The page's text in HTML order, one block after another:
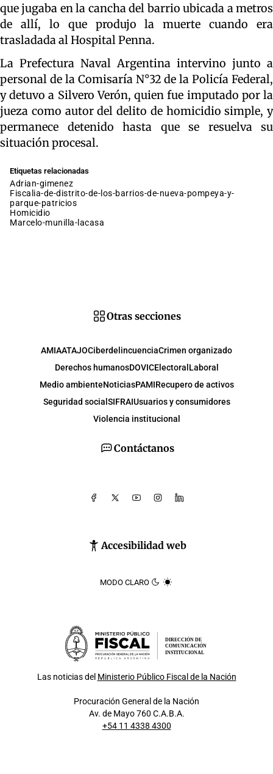
que jugaba en la cancha del barrio ubicada a metros
de allí, lo que produjo la muerte cuando era
trasladada al Hospital Penna.
La Prefectura Naval Argentina intervino junto a
personal de la Comisaría N°32 de la Policía Federal,
y detuvo a Silvero Verón, quien fue imputado por la
jueza como autor del delito de homicidio simple, y
permanece detenido hasta que se resuelva su
situación procesal.
Etiquetas relacionadas
adrian-gimenez
fiscalia-de-distrito-de-los-barrios-de-nueva-pompeya-y-
parque-patricios
homicidio
marcelo-munilla-lacasa
Contáctanos
Accesibilidad web
MODO CLARO
Otras secciones
AMIAATAJOCiberdelincuenciaCrimen organizado
Derechos humanosDOVICElectoral Laboral
Medio ambienteNoticiasPAMIRecupero de activos
Seguridad social SIFRAIUsuarios y consumidores
Violencia institucional
DIRECCIÓN DE
COMUNICACIÓN
INSTITUCIONAL
Las noticias del Ministerio Público Fiscal de la Nación
Procuración General de la Nación
Av. de Mayo 760 C.A.B.A.
+54 11 4338 4300